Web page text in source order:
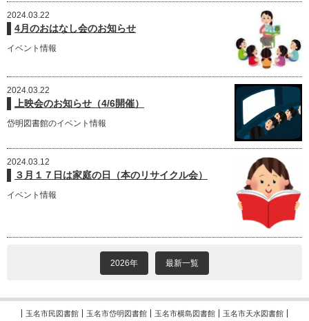
2024.03.22
4月のおはなし会のお知らせ
イベント情報
2024.03.22
上映会のお知らせ（4/6開催）
岱明図書館のイベント情報
2024.03.12
３月１７日は家庭の日（本のリサイクル会）
イベント情報
2026年 最新一覧
玉名市民図書館 玉名市岱明図書館 玉名市横島図書館 玉名市天水図書館